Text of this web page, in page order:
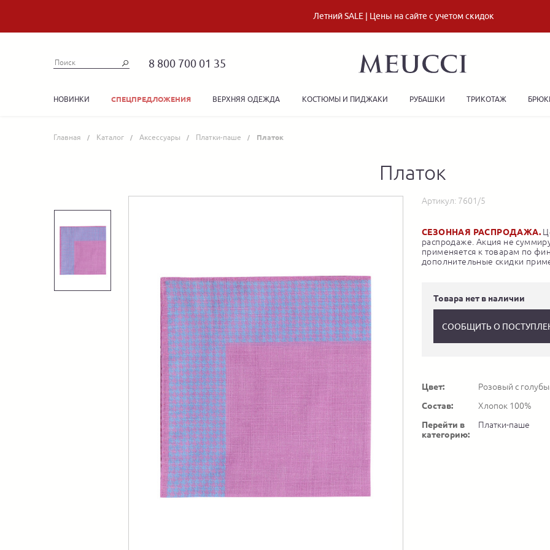
Летний SALE | Цены на сайте с учетом скидок
8 800 700 01 35
НОВИНКИ СПЕЦПРЕДЛОЖЕНИЯ ВЕРХНЯЯ ОДЕЖДА КОСТЮМЫ И ПИДЖАКИ РУБАШКИ ТРИКОТАЖ
Главная Каталог Аксессуары Платки-паше Платок
Платок
Артикул: 7601/5
СЕЗОННАЯ РАСПРОДАЖА.
распродаже. Акция не
применяется к товарам по
дополнительные скидки
Товара нет в наличии
СООБЩИТЬ О
Цвет:
Розовый с
Состав:
Хлопок 100%
Перейти в
категорию:
Платки-паше